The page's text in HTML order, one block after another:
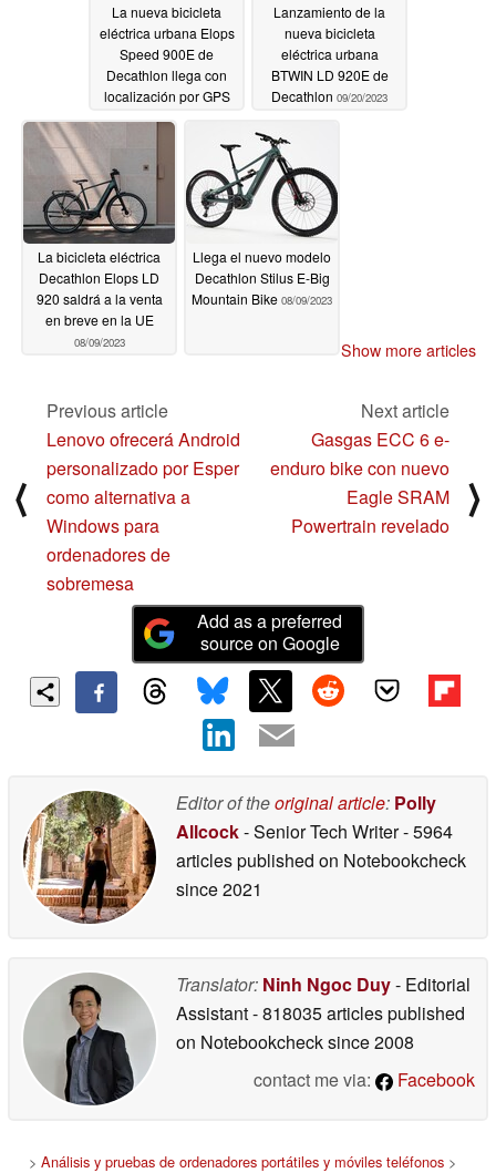
La nueva bicicleta
eléctrica urbana Elops
Speed 900E de
Decathlon llega con
localización por GPS
10/10/2023
Lanzamiento de la
nueva bicicleta
eléctrica urbana
BTWIN LD 920E de
Decathlon 09/20/2023
La bicicleta eléctrica
Decathlon Elops LD
920 saldrá a la venta
en breve en la UE
08/09/2023
Llega el nuevo modelo
Decathlon Stilus E-Big
Mountain Bike 08/09/2023
Show more articles
⟨
Previous article
Lenovo ofrecerá Android
personalizado por Esper
como alternativa a
Windows para
ordenadores de
sobremesa
Next article
Gasgas ECC 6 e-
enduro bike con nuevo
Eagle SRAM
Powertrain revelado
⟩
Add as a preferred
source on Google
Editor of theoriginal article: Polly
Allcock- Senior Tech Writer- 5964
articles published on Notebookcheck
since 2021
Translator: Ninh Ngoc Duy- Editorial
Assistant- 818035 articles published
on Notebookchecksince 2008
contact me via:
Facebook
> Análisis y pruebas de ordenadores portátiles y móviles teléfonos >